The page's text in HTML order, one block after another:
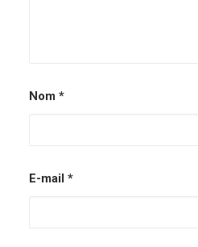
Nom *
E-mail *